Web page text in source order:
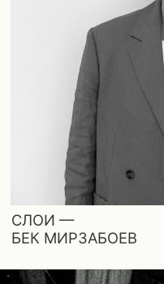
Онлайн-доступ
на 6 месяцев